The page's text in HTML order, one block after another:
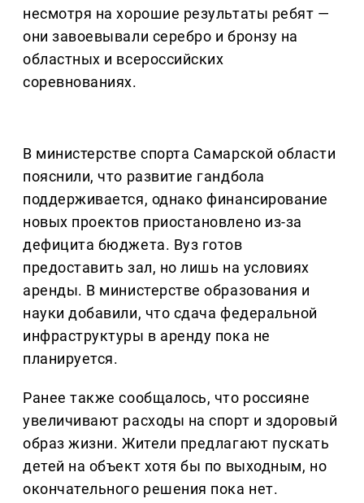
несмотря на хорошие результаты ребят —
они завоевывали серебро и бронзу на
областных и всероссийских
соревнованиях.
В министерстве спорта Самарской области
пояснили, что развитие гандбола
поддерживается, однако финансирование
новых проектов приостановлено из-за
дефицита бюджета. Вуз готов
предоставить зал, но лишь на условиях
аренды. В министерстве образования и
науки добавили, что сдача федеральной
инфраструктуры в аренду пока не
планируется.
Ранее также сообщалось, что россияне
увеличивают расходы на спорт и здоровый
образ жизни. Жители предлагают пускать
детей на объект хотя бы по выходным, но
окончательного решения пока нет.